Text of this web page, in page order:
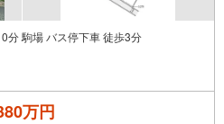
分 駒場 バス停下車 徒歩3分
万円